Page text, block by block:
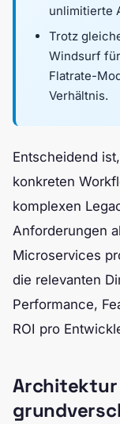
unlimitierte
Trotz
Windsurf
Flatrate-
Verhältnis.
Entscheidend
konkreten
komplexen
Anforderungen
Microservices
die relevanten
Performance,
ROI pro
Architektur